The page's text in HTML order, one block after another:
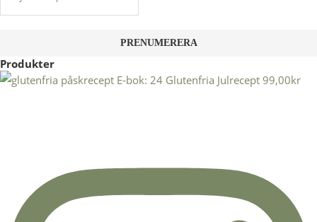
Produkter
E-bok: 24 Glutenfria Julrecept 99,00kr